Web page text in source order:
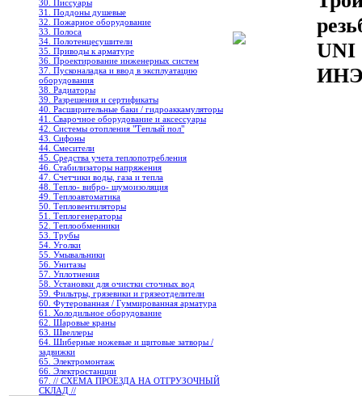
30. Писсуары
31. Поддоны душевые
32. Пожарное оборудование
33. Полоса
34. Полотенцесушители
35. Приводы к арматуре
36. Проектирование инженерных систем
37. Пусконаладка и ввод в эксплуатацию
оборудования
38. Радиаторы
39. Разрешения и сертификаты
40. Расширительные баки / гидроаккамуляторы
41. Сварочное оборудование и аксессуары
42. Системы отопления "Теплый пол"
43. Сифоны
44. Смесители
45. Средства учета теплопотребления
46. Стабилизаторы напряжения
47. Счетчики воды, газа и тепла
48. Тепло- вибро- шумоизоляция
49. Теплоавтоматика
50. Тепловентиляторы
51. Теплогенераторы
52. Теплообменники
53. Трубы
54. Уголки
55. Умывальники
56. Унитазы
57. Уплотнения
58. Установки для очистки сточных вод
59. Фильтры, грязевики и грязеотделители
60. Футерованная / Гуммированная арматура
61. Холодильное oборудование
62. Шаровые краны
63. Швеллеры
64. Шиберные ножевые и щитовые затворы /
задвижки
65. Электромонтаж
66. Электростанции
67. // СХЕМА ПРОЕЗДА НА ОТГРУЗОЧНЫЙ
СКЛАД //
UNI